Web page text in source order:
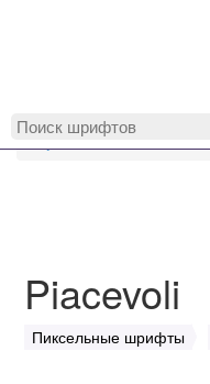
MyFonts.ru
Piacevoli
Пиксельные шрифты